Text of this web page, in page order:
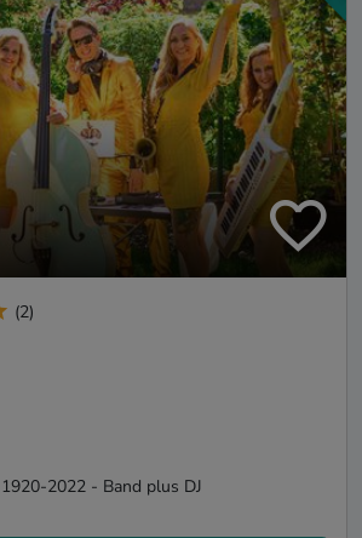
(2)
2022 - Band plus DJ